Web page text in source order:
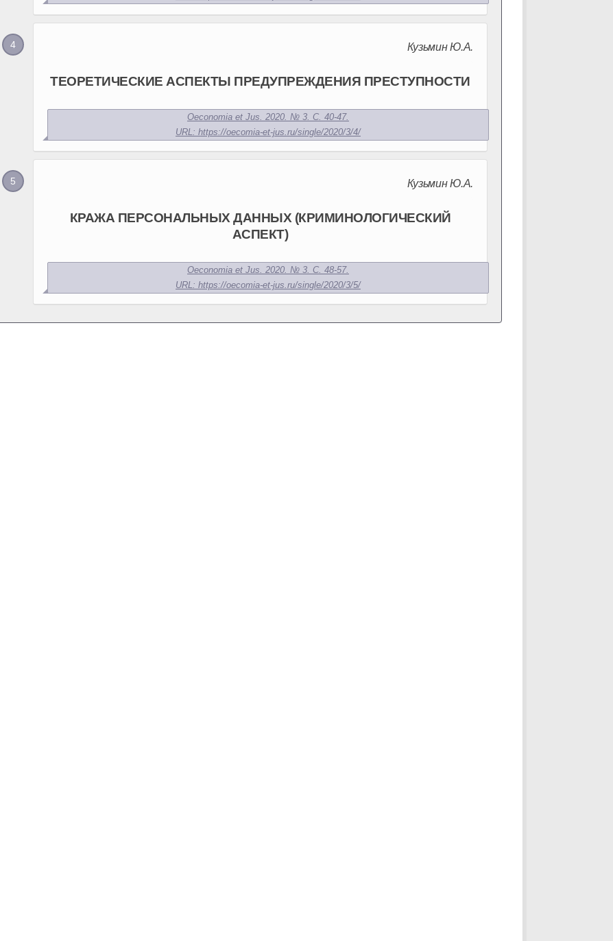
Кузьмин Ю.А.
ТЕОРЕТИЧЕСКИЕ АСПЕКТЫ ПРЕДУПРЕЖДЕНИЯ ПРЕСТУПНОСТИ
Oeconomia et Jus. 2020. № 3. С. 40-47.
URL: https://oecomia-et-jus.ru/single/2020/3/4/
Кузьмин Ю.А.
КРАЖА ПЕРСОНАЛЬНЫХ ДАННЫХ (КРИМИНОЛОГИЧЕСКИЙ
АСПЕКТ)
Oeconomia et Jus. 2020. № 3. С. 48-57.
URL: https://oecomia-et-jus.ru/single/2020/3/5/